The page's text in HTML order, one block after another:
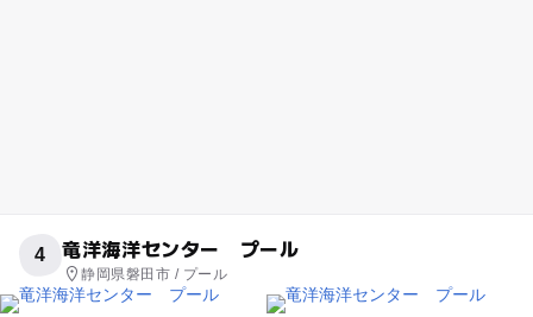
4 竜洋海洋センター プール
静岡県磐田市 / プール